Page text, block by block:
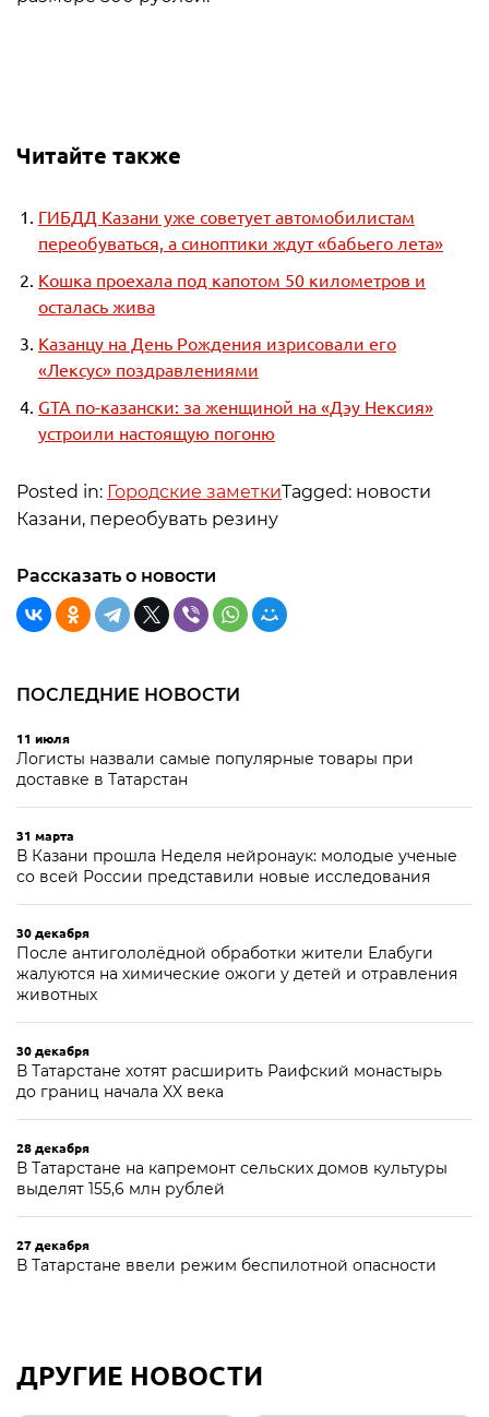
Читайте также
ГИБДД Казани уже советует автомобилистам
переобуваться, а синоптики ждут «бабьего лета»
Кошка проехала под капотом 50 километров и
осталась жива
Казанцу на День Рождения изрисовали его
«Лексус» поздравлениями
GTA по-казански: за женщиной на «Дэу Нексия»
устроили настоящую погоню
Posted in: Городские заметкиTagged: новости
Казани, переобувать резину
Рассказать о новости
ПОСЛЕДНИЕ НОВОСТИ
11 июля
Логисты назвали самые популярные товары при
доставке в Татарстан
31 марта
В Казани прошла Неделя нейронаук: молодые ученые
со всей России представили новые исследования
30 декабря
После антигололёдной обработки жители Елабуги
жалуются на химические ожоги у детей и отравления
животных
30 декабря
В Татарстане хотят расширить Раифский монастырь
до границ начала XX века
28 декабря
В Татарстане на капремонт сельских домов культуры
выделят 155,6 млн рублей
27 декабря
В Татарстане ввели режим беспилотной опасности
ДРУГИЕ НОВОСТИ